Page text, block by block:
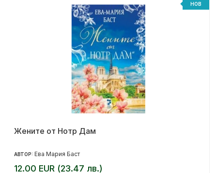
НОВ
Жените от Нотр Дам
АВТОР: Ева Мария Баст
12.00 EUR (23.47 лв.)